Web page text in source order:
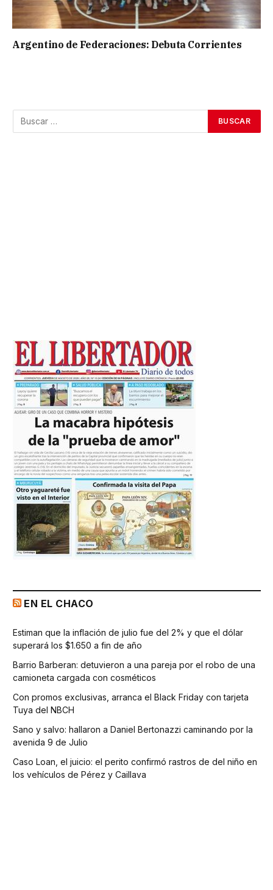
Argentino de Federaciones: Debuta Corrientes
EN EL CHACO
Estiman que la inflación de julio fue del 2% y que el dólar
superará los $1.650 a fin de año
Barrio Barberan: detuvieron a una pareja por el robo de una
camioneta cargada con cosméticos
Con promos exclusivas, arranca el Black Friday con tarjeta
Tuya del NBCH
Sano y salvo: hallaron a Daniel Bertonazzi caminando por la
avenida 9 de Julio
Caso Loan, el juicio: el perito confirmó rastros de del niño en
los vehículos de Pérez y Caillava